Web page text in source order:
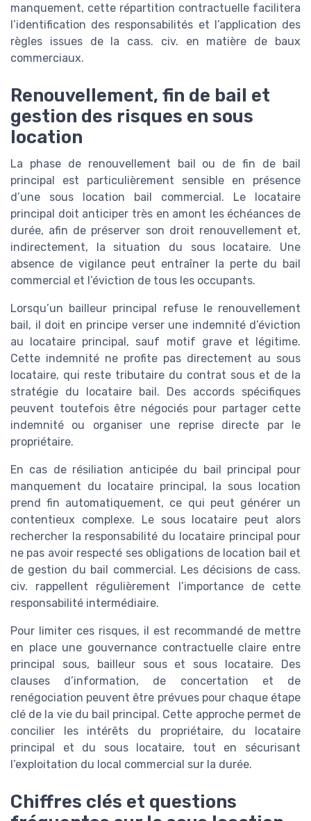
manquement, cette répartition contractuelle facilitera
l’identification des responsabilités et l’application des
règles issues de la cass. civ. en matière de baux
commerciaux.
Renouvellement, fin de bail et
gestion des risques en sous
location
La phase de renouvellement bail ou de fin de bail
principal est particulièrement sensible en présence
d’une sous location bail commercial. Le locataire
principal doit anticiper très en amont les échéances de
durée, afin de préserver son droit renouvellement et,
indirectement, la situation du sous locataire. Une
absence de vigilance peut entraîner la perte du bail
commercial et l’éviction de tous les occupants.
Lorsqu’un bailleur principal refuse le renouvellement
bail, il doit en principe verser une indemnité d’éviction
au locataire principal, sauf motif grave et légitime.
Cette indemnité ne profite pas directement au sous
locataire, qui reste tributaire du contrat sous et de la
stratégie du locataire bail. Des accords spécifiques
peuvent toutefois être négociés pour partager cette
indemnité ou organiser une reprise directe par le
propriétaire.
En cas de résiliation anticipée du bail principal pour
manquement du locataire principal, la sous location
prend fin automatiquement, ce qui peut générer un
contentieux complexe. Le sous locataire peut alors
rechercher la responsabilité du locataire principal pour
ne pas avoir respecté ses obligations de location bail et
de gestion du bail commercial. Les décisions de cass.
civ. rappellent régulièrement l’importance de cette
responsabilité intermédiaire.
Pour limiter ces risques, il est recommandé de mettre
en place une gouvernance contractuelle claire entre
principal sous, bailleur sous et sous locataire. Des
clauses d’information, de concertation et de
renégociation peuvent être prévues pour chaque étape
clé de la vie du bail principal. Cette approche permet de
concilier les intérêts du propriétaire, du locataire
principal et du sous locataire, tout en sécurisant
l’exploitation du local commercial sur la durée.
Chiffres clés et questions